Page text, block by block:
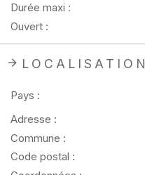
Durée maxi :
Ouvert :
LOCALISATION
Pays :
Adresse :
Commune :
Code postal :